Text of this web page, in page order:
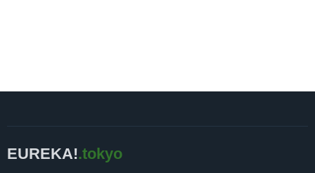
EUREKA!.tokyo